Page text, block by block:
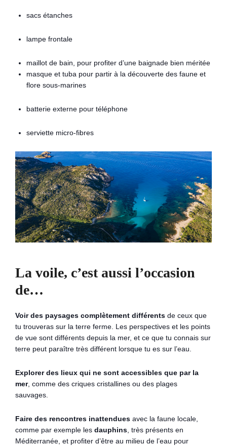
sacs étanches
lampe frontale
maillot de bain, pour profiter d’une baignade bien méritée
masque et tuba pour partir à la découverte des faune et
flore sous-marines
batterie externe pour téléphone
serviette micro-fibres
La voile, c’est aussi l’occasion
de…
Voir des paysages complètement différents de ceux que
tu trouveras sur la terre ferme. Les perspectives et les points
de vue sont différents depuis la mer, et ce que tu connais sur
terre peut paraître très différent lorsque tu es sur l’eau.
Explorer des lieux qui ne sont accessibles que par la
mer, comme des criques cristallines ou des plages
sauvages.
Faire des rencontres inattendues avec la faune locale,
comme par exemple les dauphins, très présents en
Méditerranée, et profiter d’être au milieu de l’eau pour